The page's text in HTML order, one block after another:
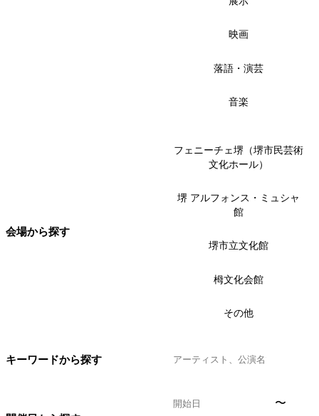
映画
落語・演芸
音楽
会場から探す
フェニーチェ堺（堺市民芸術
文化ホール）
堺 アルフォンス・ミュシャ
館
堺市立文化館
栂文化会館
その他
キーワードから探す
〜